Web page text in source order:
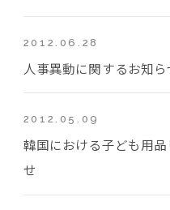
2012.06.28
人事異動に関するお知ら
2012.05.09
韓国における子ども用
せ